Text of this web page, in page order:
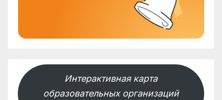
Интерактивная карта
образовательных организаций